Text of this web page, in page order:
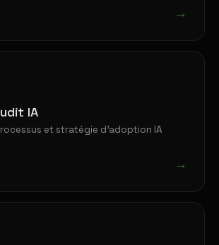
→
IA
et stratégie d'adoption IA
→